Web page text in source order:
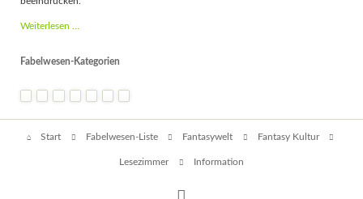
Weiterlesen …Fantasy
-
Gelegenheiten
Fabelwesen-Kategorien
Start Fabelwesen-Liste Fantasywelt Fantasy Kultur
Lesezimmer Information